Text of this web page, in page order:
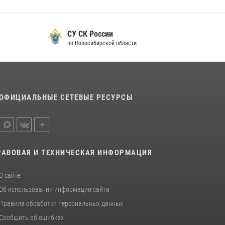
СУ СК России
по Новосибирской области
СЕТЕВЫЕ РЕСУРСЫ
И ТЕХНИЧЕСКАЯ ИНФОРМАЦИЯ
О сайте
Об использовании информации сайта
Правила обработки персональных данных
Сообщить об ошибках